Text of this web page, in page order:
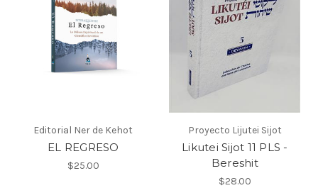
Editorial Ner de Kehot
EL REGRESO
$25.00
Proyecto Lijutei Sijot
Likutei Sijot 11 PLS -
Bereshit
$28.00